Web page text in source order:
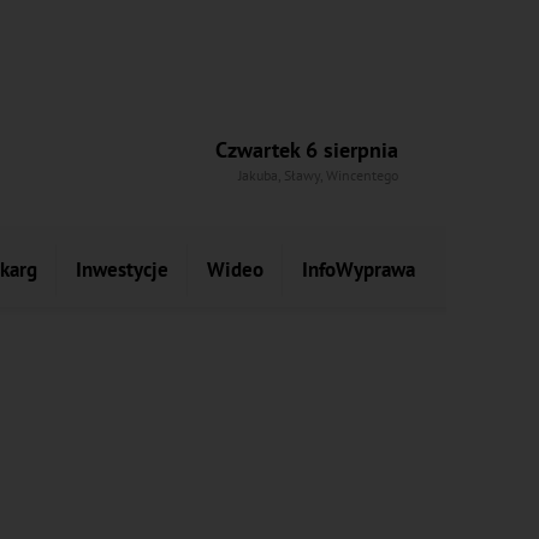
Czwartek 6 sierpnia
Jakuba, Sławy, Wincentego
Inwestycje Wideo InfoWyprawa